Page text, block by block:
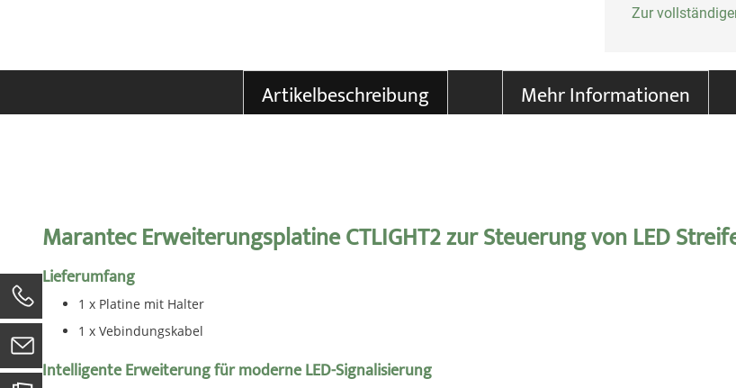
Zur
Artikelbeschreibung Mehr Informationen
Marantec Erweiterungsplatine CTLIGHT2 zur Steuerung von LED
Lieferumfang
1 x Platine mit Halter
1 x Vebindungskabel
Intelligente Erweiterung für moderne LED-Signalisierung